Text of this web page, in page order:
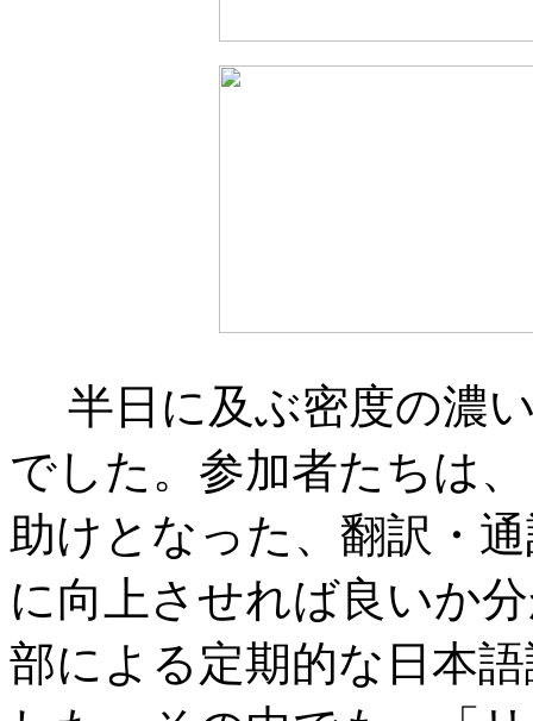
半日に及ぶ密度の濃
でした。参加者たちは
助けとなった、翻訳・
に向上させれば良いか
部による定期的な日本